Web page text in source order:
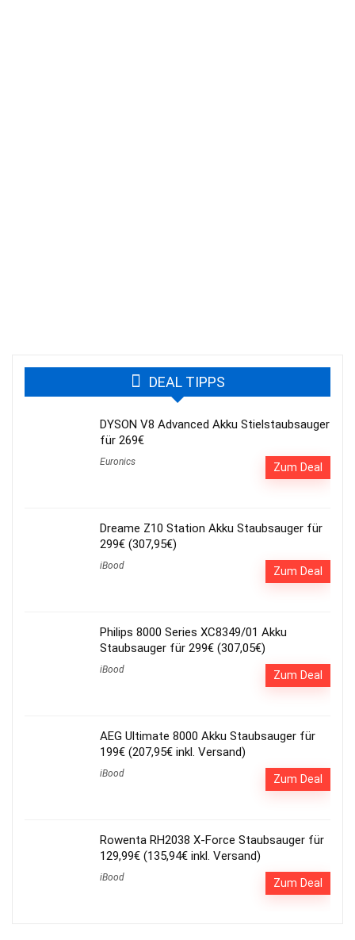
DEAL TIPPS
DYSON V8 Advanced Akku Stielstaubsauger
für 269€
Euronics Zum Deal
Dreame Z10 Station Akku Staubsauger für
299€ (307,95€)
iBood Zum Deal
Philips 8000 Series XC8349/01 Akku
Staubsauger für 299€ (307,05€)
iBood Zum Deal
AEG Ultimate 8000 Akku Staubsauger für
199€ (207,95€ inkl. Versand)
iBood Zum Deal
Rowenta RH2038 X-Force Staubsauger für
129,99€ (135,94€ inkl. Versand)
iBood Zum Deal